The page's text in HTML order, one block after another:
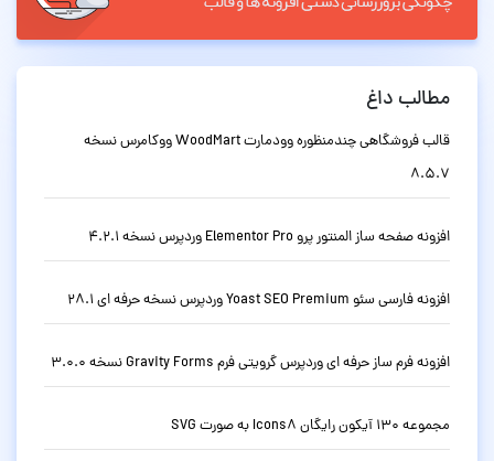
مطالب داغ
قالب فروشگاهی چندمنظوره وودمارت WoodMart ووکامرس نسخه
8.5.7
افزونه صفحه ساز المنتور پرو Elementor Pro وردپرس نسخه 4.2.1
افزونه فارسی سئو Yoast SEO Premium وردپرس نسخه حرفه ای 28.1
افزونه فرم ساز حرفه ای وردپرس گرویتی فرم Gravity Forms نسخه 3.0.0
مجموعه 130 آیکون رایگان Icons8 به صورت SVG